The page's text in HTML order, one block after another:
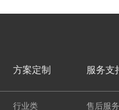
方案定制
行业类
服务支
售后服务